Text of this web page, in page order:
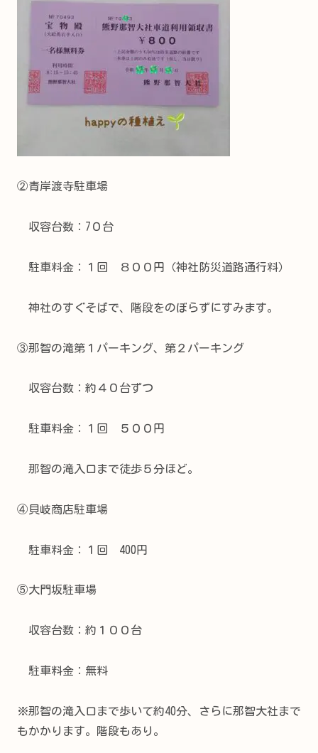
②青岸渡寺駐車場
収容台数：7０台
駐車料金：１回 ８００円（神社防災道路通行料）
神社のすぐそばで、階段をのぼらずにすみます。
③那智の滝第１パーキング、第２パーキング
収容台数：約４０台ずつ
駐車料金：１回 ５００円
那智の滝入口まで徒歩５分ほど。
④貝岐商店駐車場
駐車料金：１回 400円
⑤大門坂駐車場
収容台数：約１００台
駐車料金：無料
※那智の滝入口まで歩いて約40分、さらに那智大社まで
もかかります。階段もあり。